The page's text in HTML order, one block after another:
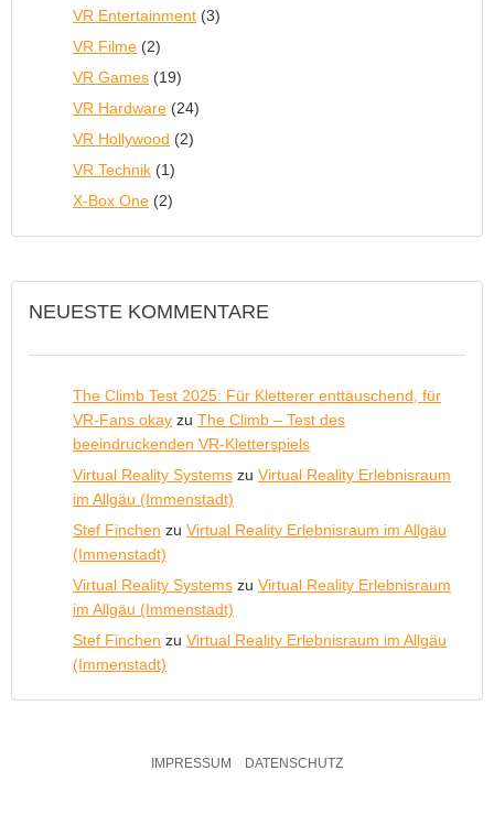
VR Entertainment (3)
VR Filme (2)
VR Games (19)
VR Hardware (24)
VR Hollywood (2)
VR Technik (1)
X-Box One (2)
NEUESTE KOMMENTARE
The Climb Test 2025: Für Kletterer enttäuschend, für
VR-Fans okay zu The Climb – Test des
beeindruckenden VR-Kletterspiels
Virtual Reality Systems zu Virtual Reality Erlebnisraum
im Allgäu (Immenstadt)
Stef Finchen zu Virtual Reality Erlebnisraum im Allgäu
(Immenstadt)
Virtual Reality Systems zu Virtual Reality Erlebnisraum
im Allgäu (Immenstadt)
Stef Finchen zu Virtual Reality Erlebnisraum im Allgäu
(Immenstadt)
IMPRESSUM DATENSCHUTZ